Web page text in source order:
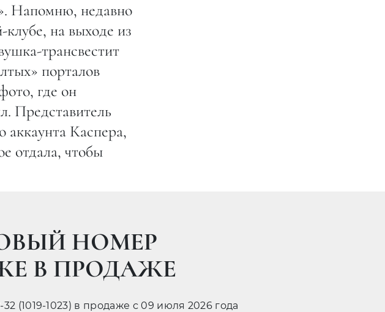
Напомню, недавно
на выходе из
трансвестит
порталов
где он
Представитель
аккаунта Каспера,
отдала, чтобы
НОМЕР
В ПРОДАЖЕ
(1019-1023) в продаже с 09 июля 2026 года